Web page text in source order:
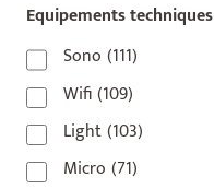
75003(1)
75004(2)
75006 (5)
75007(7)
75008 (17)
Equipements techniques
Sono (111)
Wifi(109)
Light(103)
Micro (71)